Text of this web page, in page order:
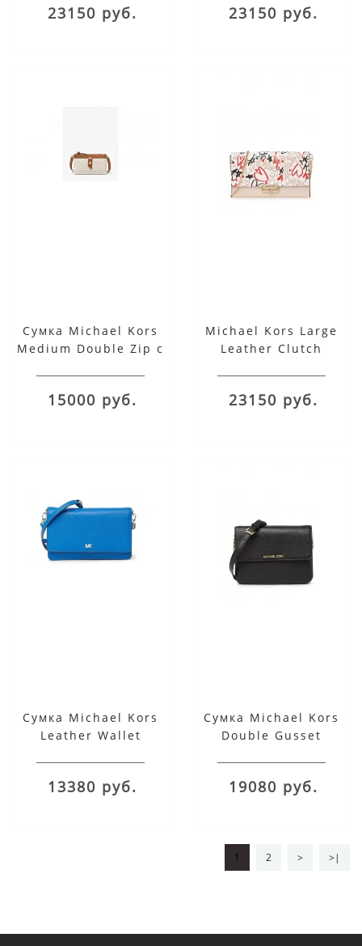
23150 руб. 23150 руб.
Сумка Michael Kors
Medium Double Zip с
15000 руб.
Michael Kors Large
Leather Clutch
23150 руб.
Сумка Michael Kors
Leather Wallet
13380 руб.
Сумка Michael Kors
Double Gusset
19080 руб.
1 2 > >|